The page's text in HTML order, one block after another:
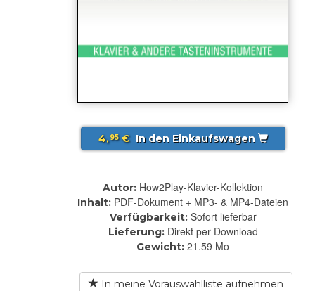
4,95€ In den Einkaufswagen
Autor: How2Play-Klavier-Kollektion
Inhalt: PDF-Dokument + MP3- & MP4-Dateien
Verfügbarkeit: Sofort lieferbar
Lieferung: Direkt per Download
Gewicht: 21.59 Mo
In meine Vorauswahlliste aufnehmen